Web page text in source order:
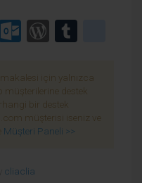
Print
için yalnızca
destek
bir destek
müşterisi iseniz ve
Müşteri Paneli >>
cliaclia